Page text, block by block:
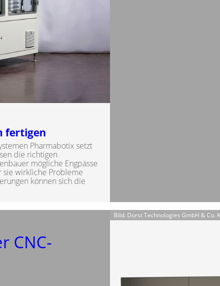
fertigen
Pharmabotix setzt
die richtigen
mögliche Engpässe
sie wirkliche Probleme
können sich die
CNC-
Bild: Dorst Technologies GmbH & Co.